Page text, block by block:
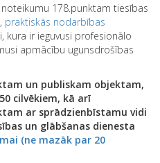
178.punktam tiesības
, praktiskās nodarbības
kura ir ieguvusi profesionālo
apmācību ugunsdrošības
un publiskam objektam,
cilvēkiem, kā arī
ar sprādzienbīstamu vidi
un glābšanas dienesta
(ne mazāk par 20